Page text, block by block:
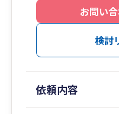
お問い
検討
依頼内容